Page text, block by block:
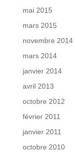
mai 2015
mars 2015
novembre 2014
mars 2014
janvier 2014
avril 2013
octobre 2012
février 2011
janvier 2011
octobre 2010